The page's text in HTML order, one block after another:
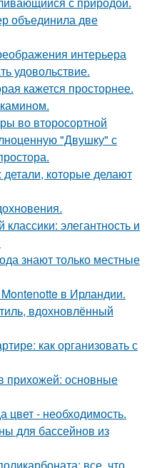
объединила две
интерьера
удовольствие.
кажется просторнее.
во второсортной
"Двушку" с
детали, которые делают
элегантность и
знают только местные
в Ирландии.
вдохновлённый
как организовать с
прихожей: основные
цвет - необходимость.
для бассейнов из
все, что